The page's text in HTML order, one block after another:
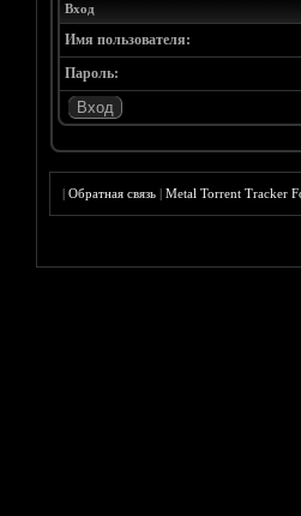
Вход
Имя пользователя:
Пароль:
|Обратная связь |Metal Torrent Tracker